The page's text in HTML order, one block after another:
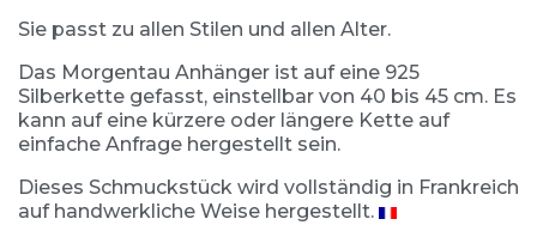
Sie passt zu allen Stilen und allen Alter.
Das Morgentau Anhänger ist auf eine 925
Silberkette gefasst, einstellbar von 40 bis 45 cm. Es
kann auf eine kürzere oder längere Kette auf
einfache Anfrage hergestellt sein.
Dieses Schmuckstück wird vollständig in Frankreich
auf handwerkliche Weise hergestellt.